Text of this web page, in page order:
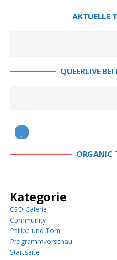
AKTUELLE
QUEERLIVE
ORGANIC
Kategorie
CSD Galerie
Community
Philipp und Tom
Programmvorschau
Startseite